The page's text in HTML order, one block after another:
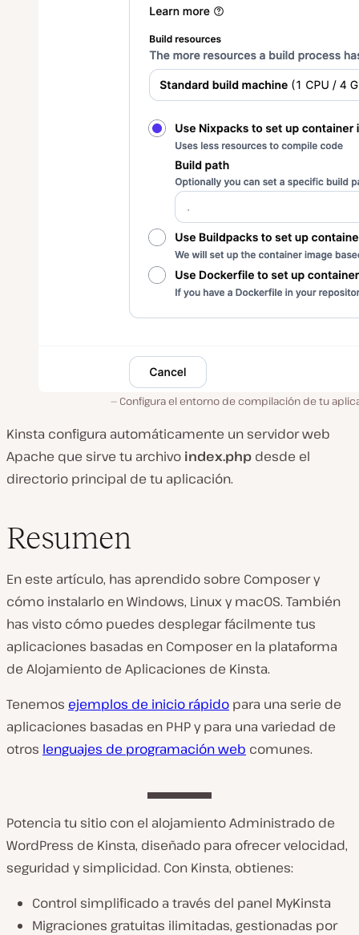
Configura el entorno de compilación de tu
Kinsta configura automáticamente un servidor web
Apache que sirve tu archivo index.php desde el
directorio principal de tu aplicación.
Resumen
En este artículo, has aprendido sobre Composer y
cómo instalarlo en Windows, Linux y macOS. También
has visto cómo puedes desplegar fácilmente tus
aplicaciones basadas en Composer en la plataforma
de Alojamiento de Aplicaciones de Kinsta.
Tenemos ejemplos de inicio rápido para una serie de
aplicaciones basadas en PHP y para una variedad de
otros lenguajes de programación web comunes.
Potencia tu sitio con el alojamiento Administrado de
WordPress de Kinsta, diseñado para ofrecer velocidad,
seguridad y simplicidad. Con Kinsta, obtienes:
Control simplificado a través del panel MyKinsta
Migraciones gratuitas ilimitadas, gestionadas por